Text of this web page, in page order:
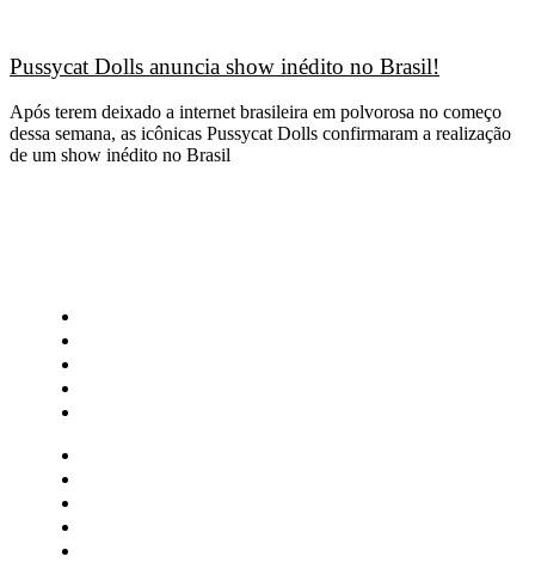
Pussycat Dolls anuncia show inédito no Brasil!
Após terem deixado a internet brasileira em polvorosa no começo
dessa semana, as icônicas Pussycat Dolls confirmaram a realização
de um show inédito no Brasil